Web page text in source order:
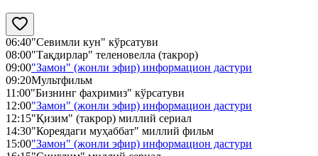
06:40"Севимли кун" кўрсатуви
08:00"Тақдирлар" теленовелла (такрор)
09:00"Замон" (жонли эфир) информацион дастури
09:20Мультфильм
11:00"Бизнинг фахримиз" кўрсатуви
12:00"Замон" (жонли эфир) информацион дастури
12:15"Қизим" (такрор) миллий сериал
14:30"Кореядаги муҳаббат" миллий фильм
15:00"Замон" (жонли эфир) информацион дастури